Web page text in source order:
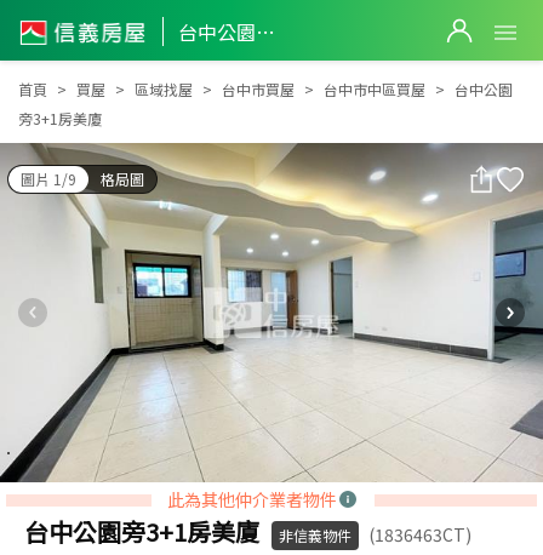
台中公園旁3+1房美廈
台中公園旁3+1房美廈
首頁 買屋 區域找屋 台中市買屋 台中市中區買屋
台中公園
旁3+1房美廈
圖片 1/9 格局圖
此為其他仲介業者物件
台中公園旁3+1房美廈 非信義物件
(1836463CT)